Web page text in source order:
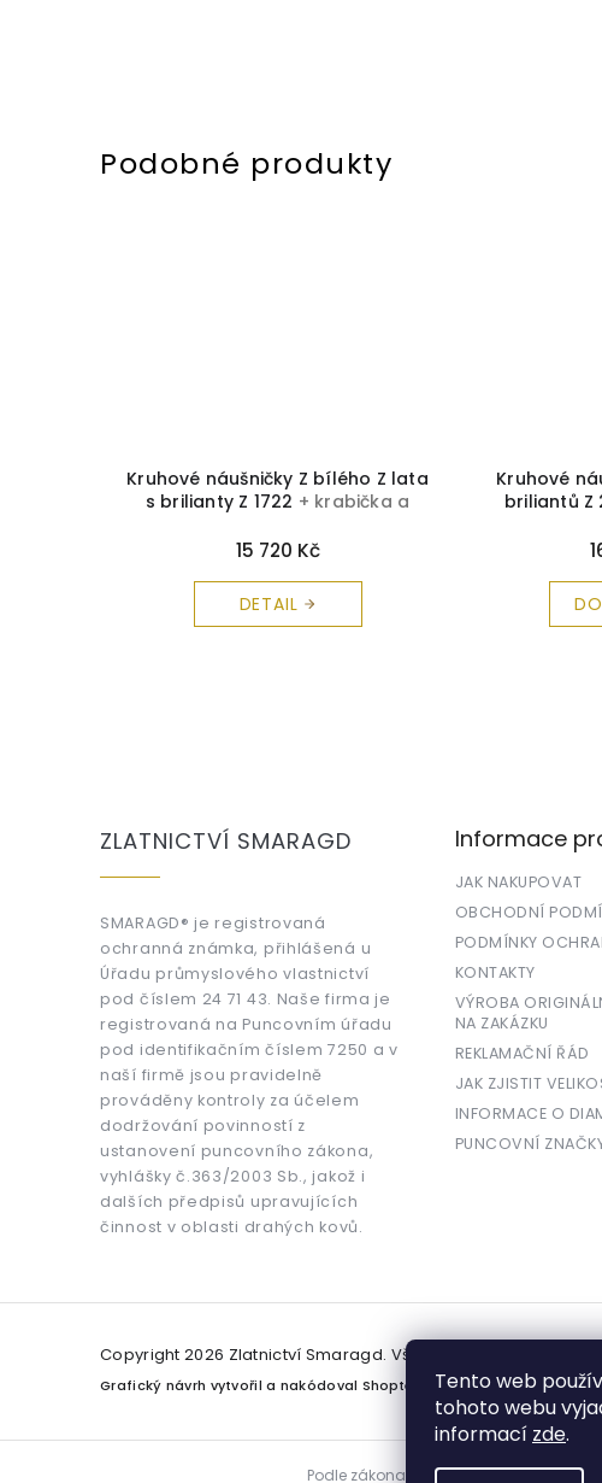
Tento web
tohoto webu
informací zde.
Kruhové náušničky Z bílého Z lata
s brilianty Z 1722 + krabička a
15 720 Kč
DETAIL
Kruhové
briliantů Z
ZLATNICTVÍ SMARAGD
SMARAGD® je registrovaná
ochranná známka, přihlášená u
Úřadu průmyslového vlastnictví
pod číslem 24 71 43. Naše firma je
registrovaná na Puncovním úřadu
pod identifikačním číslem 7250 a v
naší firmě jsou pravidelně
prováděny kontroly za účelem
dodržování povinností z
ustanovení puncovního zákona,
vyhlášky č.363/2003 Sb., jakož i
dalších předpisů upravujících
činnost v oblasti drahých kovů.
Informace
JAK NAKUPOVAT
OBCHODNÍ
PODMÍNKY
KONTAKTY
VÝROBA
NA ZAKÁZKU
REKLAMAČNÍ ŘÁD
JAK ZJISTIT
INFORMACE O
PUNCOVNÍ
Copyright 2026 Zlatnictví Smaragd. Všechna práva vyhrazena.
Grafický návrh vytvořil a nakódoval Shoptetak.cz
Podle zákona o evidenci tržeb je